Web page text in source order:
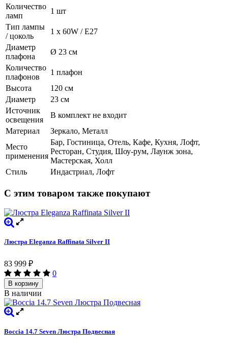
Количество
ламп
1 шт
Тип лампы
/ цоколь
1 x 60W / E27
Диаметр
плафона
Ø 23 см
Количество
плафонов
1 плафон
Высота
120 см
Диаметр
23 см
Источник
освещения
В комплект не входит
Материал
Зеркало, Металл
Место
применения
Бар, Гостиница, Отель, Кафе, Кухня, Лофт,
Ресторан, Студия, Шоу-рум, Лаунж зона,
Мастерская, Холл
Стиль
Индастриал, Лофт
С этим товаром также покупают
Люстра Eleganza Raffinata Silver II
83 999 ₽
0
В корзину
В наличии
Boccia 14.7 Seven Люстра Подвесная